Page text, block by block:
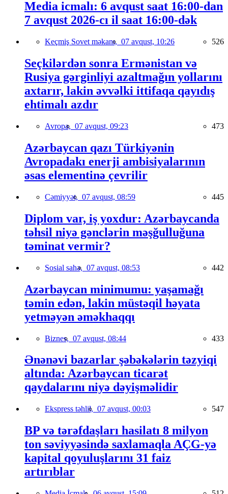
Media icmalı: 6 avqust saat 16:00-dan
7 avqust 2026-cı il saat 16:00-dək
Keçmiş Sovet məkanı, 07 avqust, 10:26 526
Seçkilərdən sonra Ermənistan və
Rusiya gərginliyi azaltmağın yollarını
axtarır, lakin əvvəlki ittifaqa qayıdış
ehtimalı azdır
Avropa, 07 avqust, 09:23 473
Azərbaycan qazı Türkiyənin
Avropadakı enerji ambisiyalarının
əsas elementinə çevrilir
Cəmiyyət, 07 avqust, 08:59 445
Diplom var, iş yoxdur: Azərbaycanda
təhsil niyə gənclərin məşğulluğuna
təminat vermir?
Sosial sahə, 07 avqust, 08:53 442
Azərbaycan minimumu: yaşamağı
təmin edən, lakin müstəqil həyata
yetməyən əməkhaqqı
Biznes, 07 avqust, 08:44 433
Ənənəvi bazarlar şəbəkələrin təzyiqi
altında: Azərbaycan ticarət
qaydalarını niyə dəyişməlidir
Ekspress təhlil, 07 avqust, 00:03 547
BP və tərəfdaşları hasilatı 8 milyon
ton səviyyəsində saxlamaqla AÇG-yə
kapital qoyuluşlarını 31 faiz
artırıblar